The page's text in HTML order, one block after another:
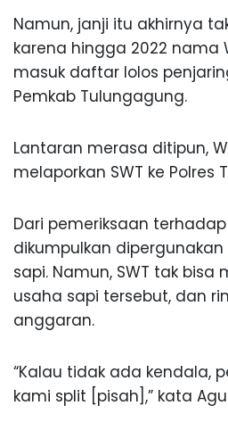
Namun, janji itu akhirnya
karena hingga 2022 nama
masuk daftar lolos
Pemkab Tulungagung.
Lantaran merasa ditipun,
melaporkan SWT ke Polres
Dari pemeriksaan
dikumpulkan
sapi. Namun, SWT tak bisa
usaha sapi tersebut, dan
anggaran.
“Kalau tidak ada kendala,
kami split [pisah],” kata